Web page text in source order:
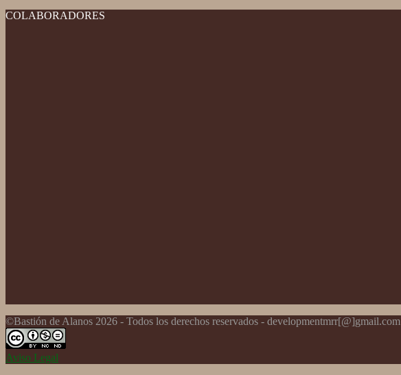
COLABORADORES
©Bastión de Alanos 2026 - Todos los derechos reservados - developmentmrr[@]gmail.com
Aviso Legal